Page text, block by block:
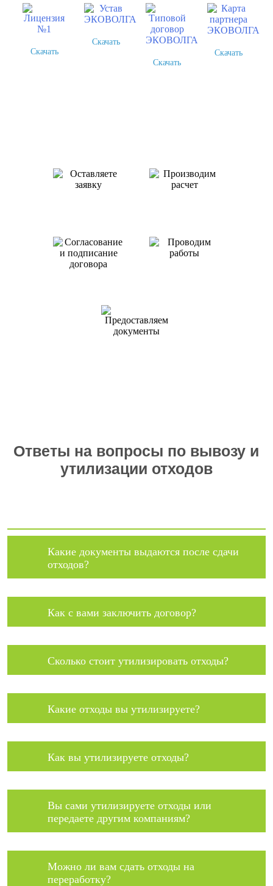
Скачать
Скачать
Скачать
Скачать
Ответы на вопросы по вывозу и
утилизации отходов
Какие документы выдаются после сдачи
отходов?
Как с вами заключить договор?
Сколько стоит утилизировать отходы?
Какие отходы вы утилизируете?
Как вы утилизируете отходы?
Вы сами утилизируете отходы или
передаете другим компаниям?
Можно ли вам сдать отходы на
переработку?